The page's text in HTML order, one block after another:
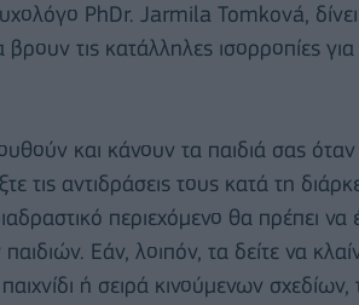
PhDr. Jarmila Tomková,
τις κατάλληλες ισορροπίες
και κάνουν τα παιδιά σας όταν
τις αντιδράσεις τους κατά τη
περιεχόμενο θα πρέπει να
Εάν, λοιπόν, τα δείτε να
ή σειρά κινούμενων